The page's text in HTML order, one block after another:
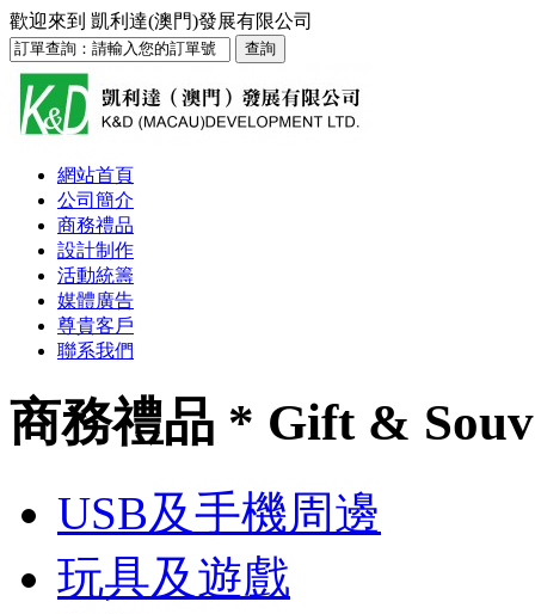
歡迎來到 凱利達(澳門)發展有限公司
網站首頁
公司簡介
商務禮品
設計制作
活動統籌
媒體廣告
尊貴客戶
聯系我們
商務禮品 * Gift &
USB及手機周邊
玩具及遊戲